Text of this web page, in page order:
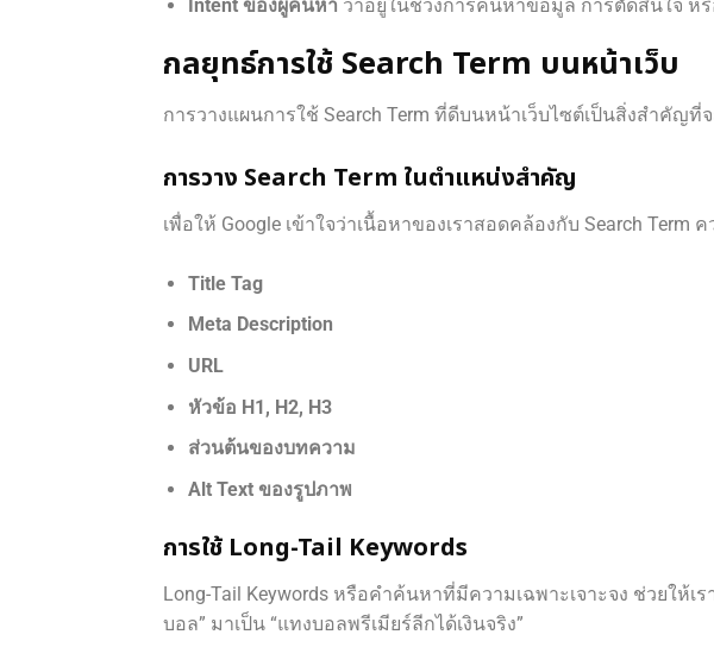
Intent ของผู้ค้นหา ว่าอยู่ในช่วงการค้นหาข้อมูล การตัดสินใจ ห
กลยุทธ์การใช้ Search Term บนหน้าเว็บ
การวางแผนการใช้ Search Term ที่ดีบนหน้าเว็บไซต์เป็นสิ่งสำคั
การวาง Search Term ในตำแหน่งสำคัญ
เพื่อให้ Google เข้าใจว่าเนื้อหาของเราสอดคล้องกับ Search
Title Tag
Meta Description
URL
หัวข้อ H1, H2, H3
ส่วนต้นของบทความ
Alt Text ของรูปภาพ
การใช้ Long-Tail Keywords
Long-Tail Keywords หรือคำค้นหาที่มีความเฉพาะเจาะจง ช่วยให้
บอล” มาเป็น “แทงบอลพรีเมียร์ลีกได้เงินจริง”